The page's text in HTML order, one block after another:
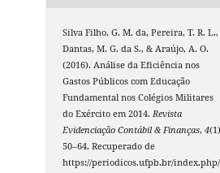
Silva Filho, G. M. da, Pereira, T. R. L.,
Dantas, M. G. da S., & Araújo, A. O.
(2016). Análise da Eficiência nos
Gastos Públicos com Educação
Fundamental nos Colégios Militares
do Exército em 2014. Revista
Evidenciação Contábil & Finanças,4
50–64. Recuperado de
https://periodicos.ufpb.br/